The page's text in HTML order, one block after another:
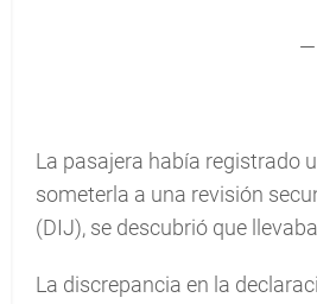
—
La pasajera había registrado
someterla a una revisión
(DIJ), se descubrió que
La discrepancia en la